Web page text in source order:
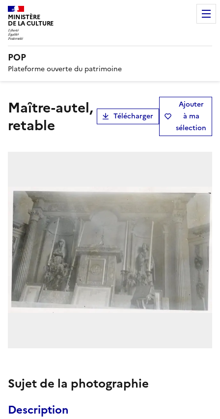
MINISTÈRE
DE LA CULTURE
POP
Plateforme ouverte du patrimoine
maître-autel,
retable
Télécharger
Ajouter
à ma
sélection
Sujet de la photographie
Description